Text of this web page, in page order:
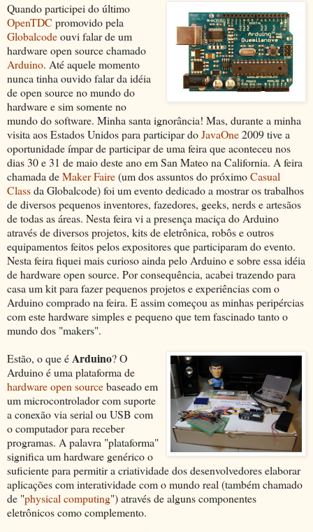
Quando participei do último
OpenTDC promovido pela
Globalcodeouvi falar de um
hardware open source chamado
Arduino. Até aquele momento
nunca tinha ouvido falar da idéia
de open source no mundo do
hardware e sim somente no
mundo do software. Minha santa ignorância! Mas, durante a minha
visita aos Estados Unidos para participar doJavaOne2009 tive a
oportunidade ímpar de participar de uma feira que aconteceu nos
dias 30 e 31 de maio deste ano em San Mateo na California. A feira
chamada deMaker Faire(um dos assuntos do próximoCasual
Classda Globalcode) foi um evento dedicado a mostrar os trabalhos
de diversos pequenos inventores, fazedores, geeks, nerds e artesãos
de todas as áreas. Nesta feira vi a presença maciça do Arduino
através de diversos projetos, kits de eletrônica, robôs e outros
equipamentos feitos pelos expositores que participaram do evento.
Nesta feira fiquei mais curioso ainda pelo Arduino e sobre essa idéia
de hardware open source. Por consequência, acabei trazendo para
casa um kit para fazer pequenos projetos e experiências com o
Arduino comprado na feira. E assim começou as minhas peripércias
com este hardware simples e pequeno que tem fascinado tanto o
mundo dos "makers".
Estão, o que éArduino? O
Arduino é uma plataforma de
hardware open sourcebaseado em
um microcontrolador com suporte
a conexão via serial ou USB com
o computador para receber
programas. A palavra "plataforma"
significa um hardware genérico o
suficiente para permitir a criatividade dos desenvolvedores elaborar
aplicações com interatividade com o mundo real (também chamado
de "physical computing") através de alguns componentes
eletrônicos como complemento.